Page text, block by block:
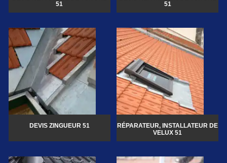
51
51
DEVIS ZINGUEUR 51
RÉPARATEUR, INSTALLATEUR DE
VELUX 51